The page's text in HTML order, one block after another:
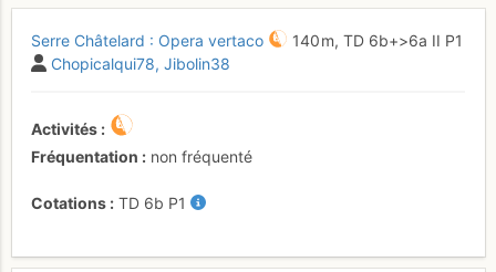
Serre Châtelard : Opera vertaco 140 m, TD 6b+>6a II P1
Chopicalqui78 Jibolin38
Activités
Fréquentation
non fréquenté
Cotations TD 6b P1